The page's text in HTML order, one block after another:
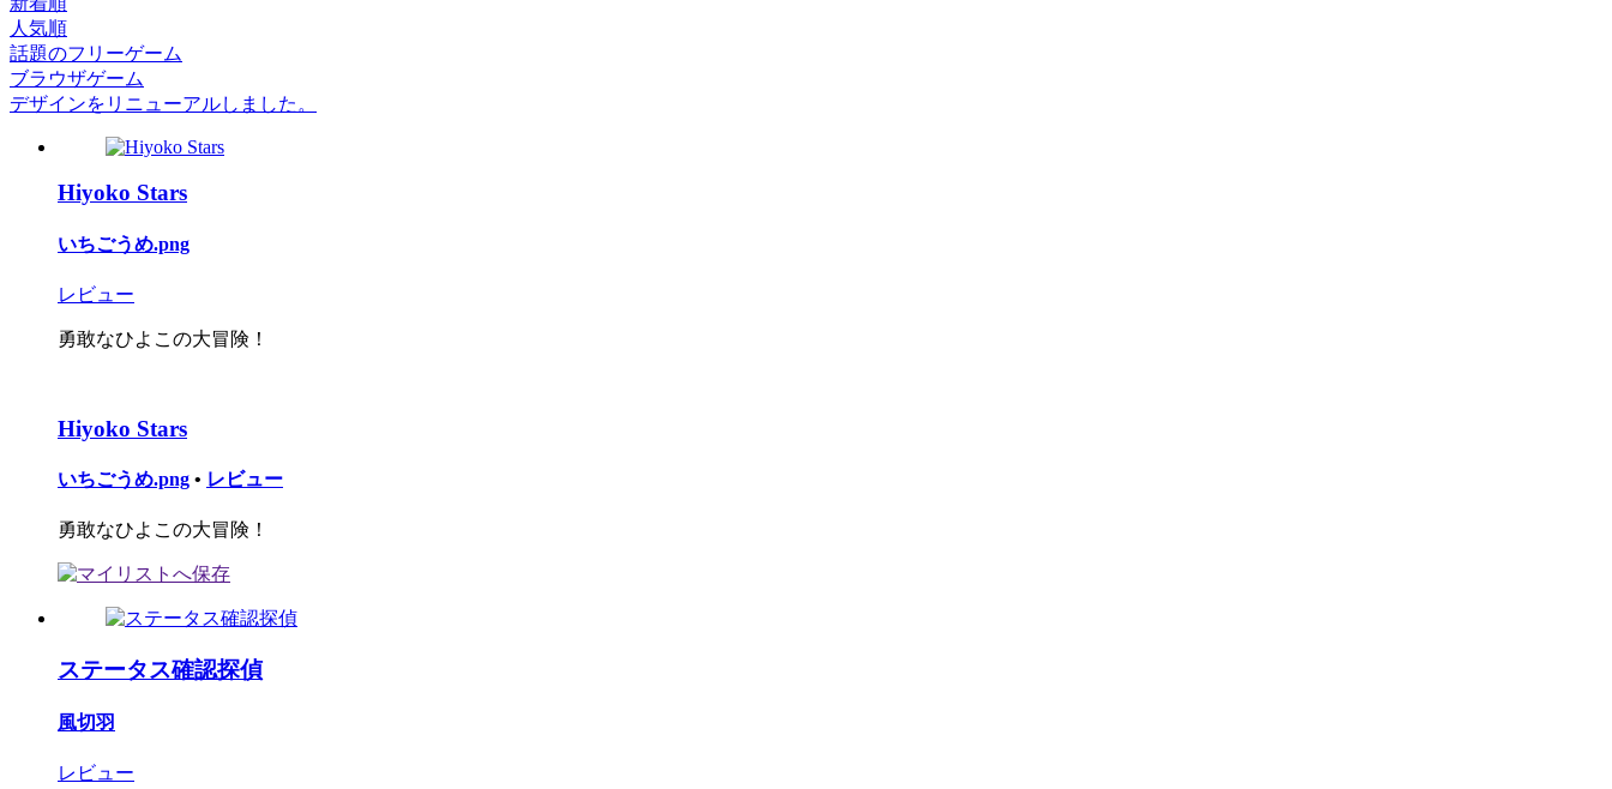
人気順
話題のフリーゲーム
ブラウザゲーム
デザインをリニューアルしました。
Hiyoko Stars
いちごうめ.png
レビュー
勇敢なひよこの大冒険！
Hiyoko Stars
いちごうめ.png • レビュー
勇敢なひよこの大冒険！
ステータス確認探偵
風切羽
レビュー